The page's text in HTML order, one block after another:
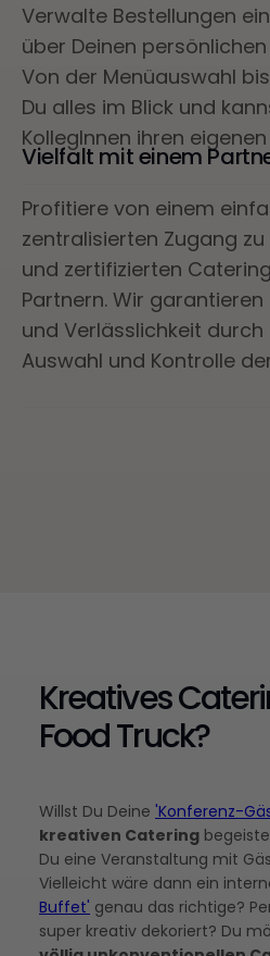
Verwalte Bestellungen
über Deinen
Von der Menüauswahl
Du alles im Blick und
KollegInnen ihren
Vielfalt mit einem
Profitiere von einem
zentralisierten Zugang
und zertifizierten
Partnern. Wir
und Verlässlichkeit
Auswahl und Kontrolle
Kreatives
Food Truck?
Willst Du Deine 'Konferenz-
kreativen Catering
Du eine Veranstaltung mit
Vielleicht wäre dann ein
Buffet' genau das richtige?
super kreativ dekoriert? Du